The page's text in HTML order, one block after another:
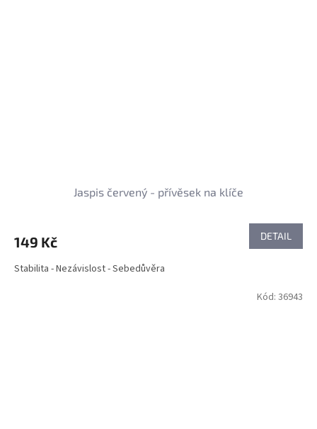
Jaspis červený - přívěsek na klíče
149 Kč DETAIL
Stabilita - Nezávislost - Sebedůvěra
Kód: 36943